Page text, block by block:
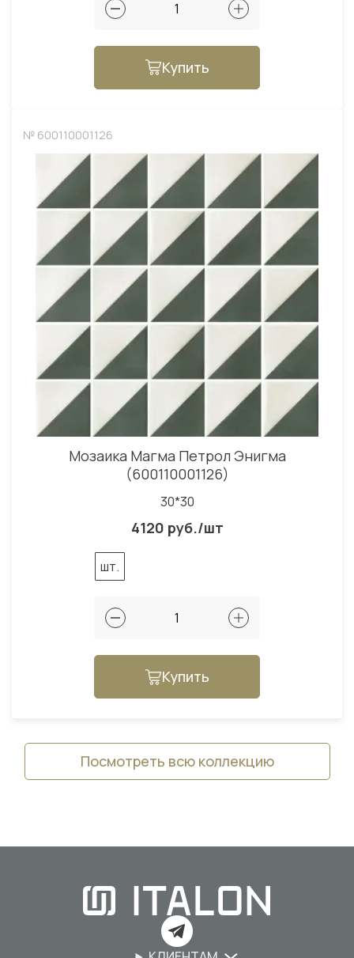
Купить
№ 600110001126
Мозаика Магма Петрол Энигма
(600110001126)
30*30
4120 руб./шт
шт.
Купить
Посмотреть всю коллекцию